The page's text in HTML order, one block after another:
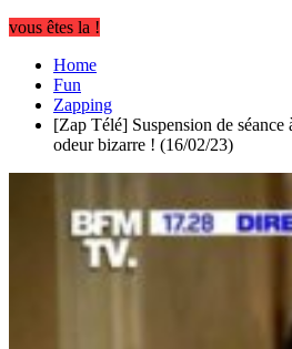
vous êtes la !
Home
Fun
Zapping
[Zap Télé] Suspension de séance
odeur bizarre ! (16/02/23)